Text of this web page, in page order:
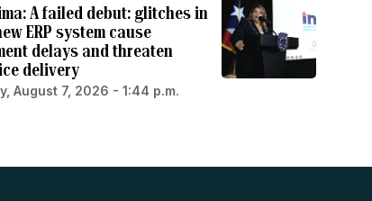
A failed debut: glitches in
ERP system cause
delays and threaten
delivery
August 7, 2026 - 1:44 p.m.